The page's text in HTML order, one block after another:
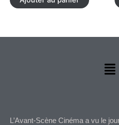
L’Avant-Scène Cinéma a vu le